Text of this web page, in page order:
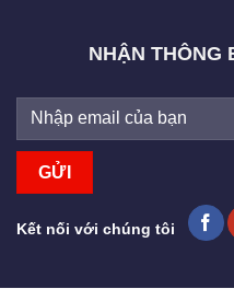
NHẬN THÔNG
Kết nối với chúng tôi